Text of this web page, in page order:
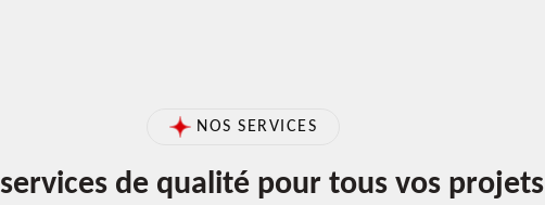
NOS SERVICES
de qualité pour tous vos projets